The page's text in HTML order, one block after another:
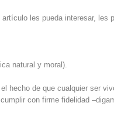
les pueda interesar, les
natural y moral).
hecho de que cualquier ser
con firme fidelidad